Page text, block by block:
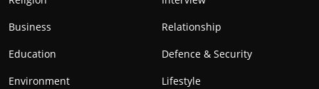
Business
Relationship
Education
Defence & Security
Environment
Lifestyle